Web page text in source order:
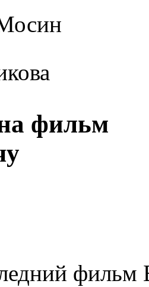
фильм
фильм